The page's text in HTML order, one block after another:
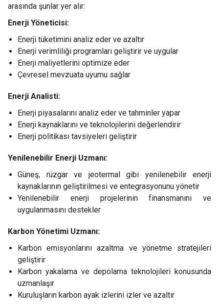
arasında şunlar yer alır:
Enerji Yöneticisi:
Enerji tüketimini analiz eder ve azaltır
Enerji verimliliği programları geliştirir ve uygular
Enerji maliyetlerini optimize eder
Çevresel mevzuata uyumu sağlar
Enerji Analisti:
Enerji piyasalarını analiz eder ve tahminler yapar
Enerji kaynaklarını ve teknolojilerini değerlendirir
Enerji politikası tavsiyeleri geliştirir
Yenilenebilir Enerji Uzmanı:
Güneş, rüzgar ve jeotermal gibi yenilenebilir enerji
kaynaklarının geliştirilmesi ve entegrasyonunu yönetir
Yenilenebilir enerji projelerinin finansmanını ve
uygulanmasını destekler
Karbon Yönetimi Uzmanı:
Karbon emisyonlarını azaltma ve yönetme stratejileri
geliştirir
Karbon yakalama ve depolama teknolojileri konusunda
uzmanlaşır
Kuruluşların karbon ayak izlerini izler ve azaltır